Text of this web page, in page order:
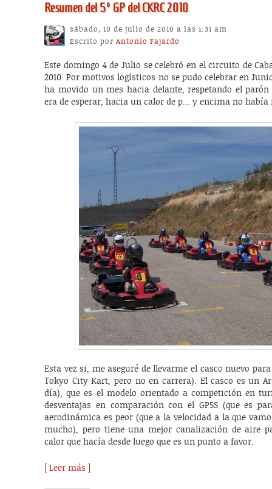
Resumen del 5º GP del CKRC 2010
sábado, 10 de julio de 2010 a las 1:31 am
Escrito porAntonio Fajardo
Este domingo 4 de Julio se celebró en el circuito de
2010. Por motivos logísticos no se pudo celebrar en
ha movido un mes hacia delante, respetando el parón
era de esperar, hacia un calor de p… y encima no
Esta vez si, me aseguré de llevarme el casco nuevo
Tokyo City Kart, pero no en carrera). El casco es un
día), que es el modelo orientado a competición en
desventajas en comparación con el GP5S (que es
aerodinámica es peor (que a la velocidad a la que
mucho), pero tiene una mejor canalización de aire
calor que hacía desde luego que es un punto a favor.
[ Leer más ]